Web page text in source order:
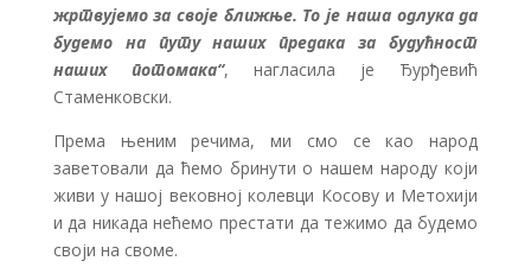
жртвујемо за своје ближње. То је наша одлука да
будемо на путу наших предака за будућност
наших потомака“, нагласила је Ђурђевић
Стаменковски.
Према њеним речима, ми смо се као народ
заветовали да ћемо бринути о нашем народу који
живи у нашој вековној колевци Косову и Метохији
и да никада нећемо престати да тежимо да будемо
своји на своме.